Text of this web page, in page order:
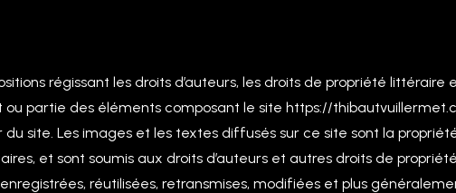
régissant les droits d’auteurs, les droits de propriété littéraire
ou partie des éléments composant le site https://
du site. Les images et les textes diffusés sur ce site sont la
et sont soumis aux droits d’auteurs et autres droits de
réutilisées, retransmises, modifiées et plus